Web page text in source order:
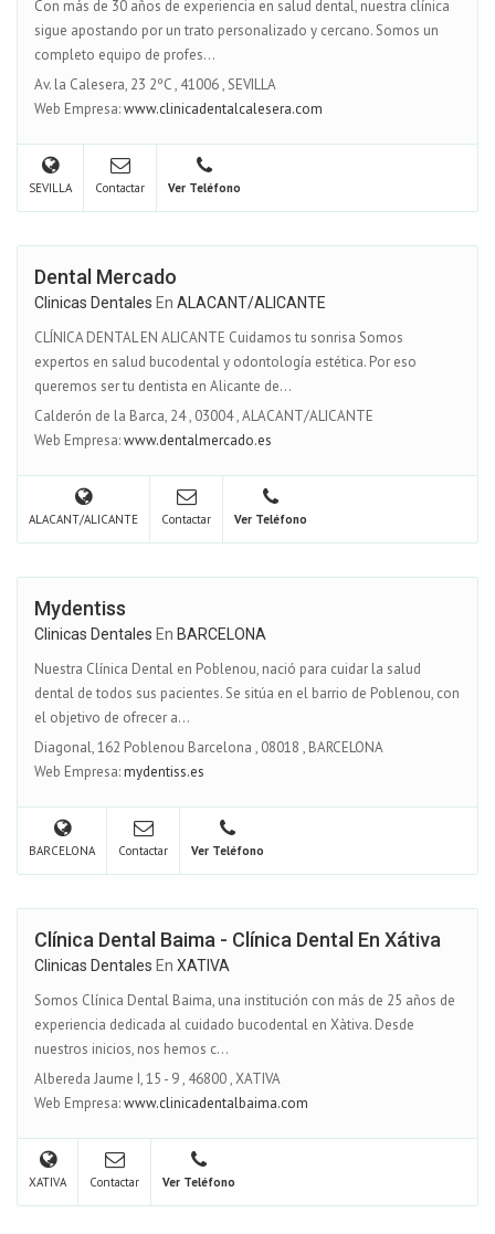
Con más de 30 años de experiencia en salud dental, nuestra clínica
sigue apostando por un trato personalizado y cercano. Somos un
completo equipo de profes...
Av. la Calesera, 23 2ºC, 41006,SEVILLA
Web Empresa:www.clinicadentalcalesera.com
SEVILLA Contactar Ver Teléfono
Dental Mercado
Clinicas Dentales En ALACANT/ALICANTE
CLÍNICA DENTAL EN ALICANTE Cuidamos tu sonrisa Somos
expertos en salud bucodental y odontología estética. Por eso
queremos ser tu dentista en Alicante de...
Calderón de la Barca, 24, 03004,ALACANT/ALICANTE
Web Empresa:www.dentalmercado.es
ALACANT/ALICANTE Contactar Ver Teléfono
Mydentiss
Clinicas Dentales En BARCELONA
Nuestra Clínica Dental en Poblenou, nació para cuidar la salud
dental de todos sus pacientes. Se sitúa en el barrio de Poblenou, con
el objetivo de ofrecer a...
Diagonal, 162 Poblenou Barcelona , 08018 , BARCELONA
Web Empresa:mydentiss.es
BARCELONA Contactar Ver Teléfono
Clínica Dental Baima - Clínica Dental En Xátiva
Clinicas Dentales En XATIVA
Somos Clínica Dental Baima, una institución con más de 25 años de
experiencia dedicada al cuidado bucodental en Xàtiva. Desde
nuestros inicios, nos hemos c...
Albereda Jaume I, 15 - 9, 46800,XATIVA
Web Empresa:www.clinicadentalbaima.com
XATIVA Contactar Ver Teléfono